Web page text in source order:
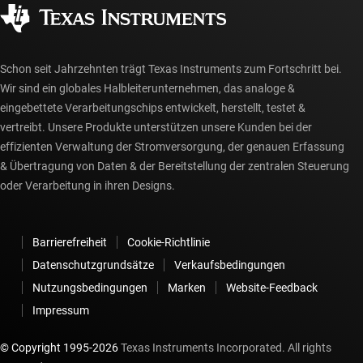
myTI-Konto FAQs
Schon seit Jahrzehnten trägt Texas Instruments zum Fortschritt bei.
Wir sind ein globales Halbleiterunternehmen, das analoge &
eingebettete Verarbeitungschips entwickelt, herstellt, testet &
vertreibt. Unsere Produkte unterstützen unsere Kunden bei der
effizienten Verwaltung der Stromversorgung, der genauen Erfassung
& Übertragung von Daten & der Bereitstellung der zentralen Steuerung
oder Verarbeitung in ihren Designs.
Barrierefreiheit
Cookie-Richtlinie
Datenschutzgrundsätze
Verkaufsbedingungen
Nutzungsbedingungen
Marken
Website-Feedback
Impressum
© Copyright 1995-2026Texas Instruments Incorporated. All rights